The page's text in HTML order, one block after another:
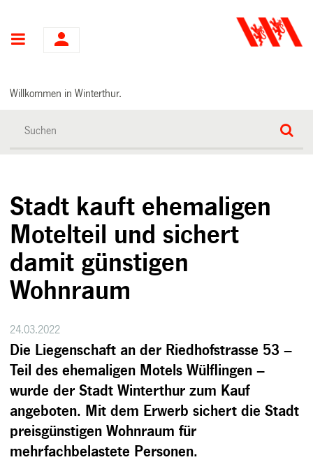
Hauptnavigation
Willkommen in Winterthur.
Stadt kauft ehemaligen
Motelteil und sichert
damit günstigen
Wohnraum
24.03.2022
Die Liegenschaft an der Riedhofstrasse 53 –
Teil des ehemaligen Motels Wülflingen –
wurde der Stadt Winterthur zum Kauf
angeboten. Mit dem Erwerb sichert die Stadt
preisgünstigen Wohnraum für
mehrfachbelastete Personen.